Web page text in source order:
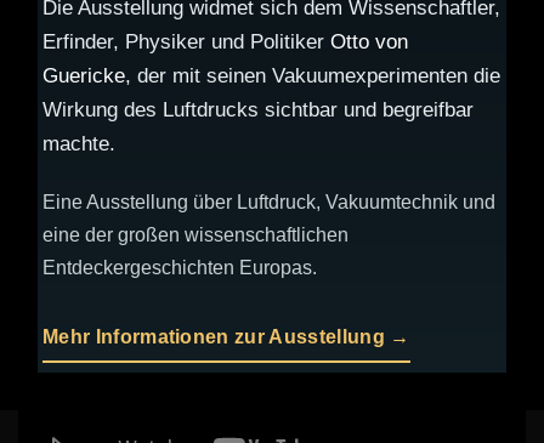
um das Wetter und das Klima.
Viel Spaß beim Erwandern, Erleben, Erholen,
Staunen und Lernen wünschen Ihnen die
Gemeinde Geraberg und alle Beteiligten, die an
der Erstellung und Pflege des Weges Ihren
Anteil haben.
Die Ausstellung widmet sich dem Wissenschaftler,
Erfinder, Physiker und Politiker Otto von
Guericke, der mit seinen Vakuumexperimenten die
Wirkung des Luftdrucks sichtbar und begreifbar
machte.
Eine Ausstellung über Luftdruck, Vakuumtechnik und
eine der großen wissenschaftlichen
Entdeckergeschichten Europas.
Mehr Informationen zur Ausstellung →